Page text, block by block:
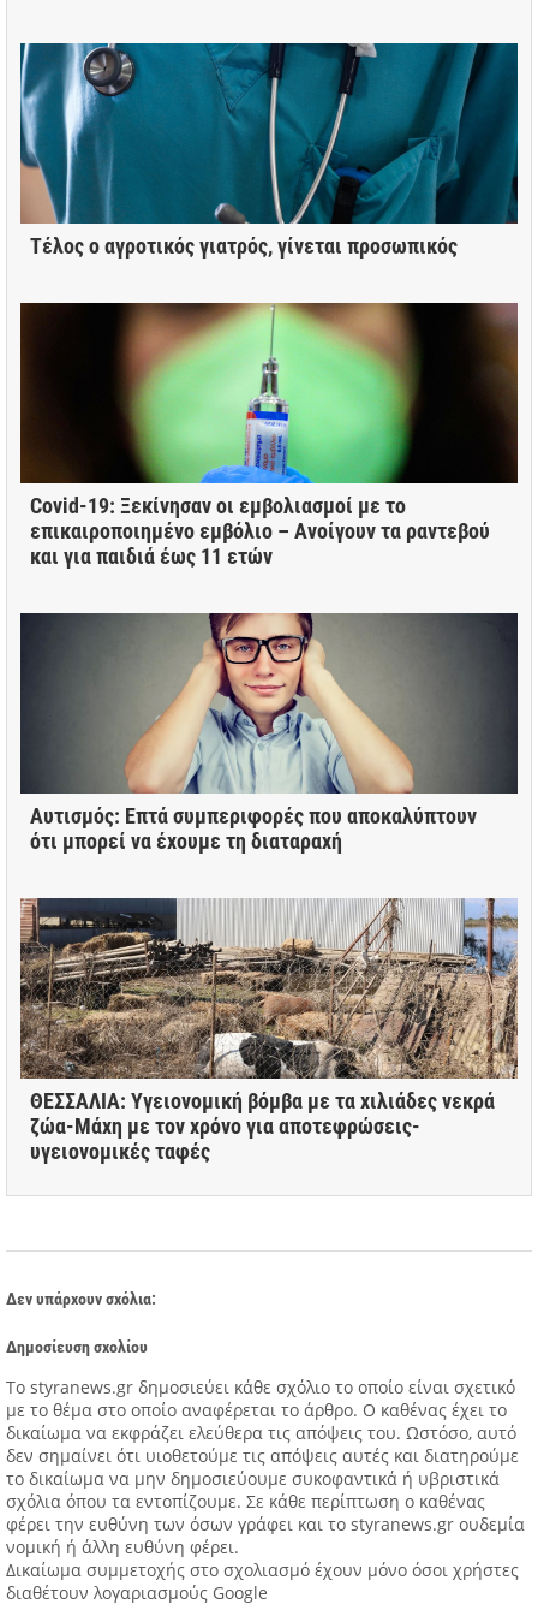
Τέλος ο αγροτικός γιατρός, γίνεται προσωπικός
Covid-19: Ξεκίνησαν οι εμβολιασμοί με το
επικαιροποιημένο εμβόλιο – Ανοίγουν τα ραντεβού
και για παιδιά έως 11 ετών
Αυτισμός: Επτά συμπεριφορές που αποκαλύπτουν
ότι μπορεί να έχουμε τη διαταραχή
ΘΕΣΣΑΛΙΑ: Υγειονομική βόμβα με τα χιλιάδες νεκρά
ζώα-Μάχη με τον χρόνο για αποτεφρώσεις-
υγειονομικές ταφές
Δεν υπάρχουν σχόλια:
Δημοσίευση σχολίου
Tο styranews.gr δημοσιεύει κάθε σχόλιο το οποίο είναι σχετικό
με το θέμα στο οποίο αναφέρεται το άρθρο. Ο καθένας έχει το
δικαίωμα να εκφράζει ελεύθερα τις απόψεις του. Ωστόσο, αυτό
δεν σημαίνει ότι υιοθετούμε τις απόψεις αυτές και διατηρούμε
το δικαίωμα να μην δημοσιεύουμε συκοφαντικά ή υβριστικά
σχόλια όπου τα εντοπίζουμε. Σε κάθε περίπτωση ο καθένας
φέρει την ευθύνη των όσων γράφει και το styranews.gr ουδεμία
νομική ή άλλη ευθύνη φέρει.
Δικαίωμα συμμετοχής στο σχολιασμό έχουν μόνο όσοι χρήστες
διαθέτουν λογαριασμούς Google